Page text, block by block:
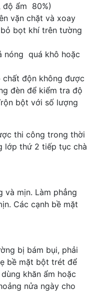
độ ẩm 80%)
vặn chặt và xoay
bọt khí trên tường
nóng quá khô hoặc
chất độn không được
đèn để kiểm tra độ
bột với số lượng
thi công trong thời
lớp thứ 2 tiếp tục chà
và mịn. Làm phẳng
Các cạnh bề mặt
bị bám bụi, phải
bề mặt bột trét để
khăn ẩm hoặc
nửa ngày cho